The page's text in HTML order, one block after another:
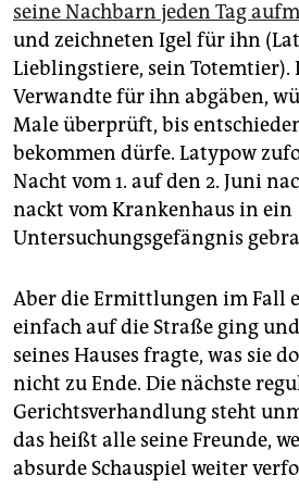
seine Nachbarn jeden Tag
und zeichneten Igel für ihn
Lieblingstiere, sein Totemtier).
Verwandte für ihn abgäben,
Male überprüft, bis
bekommen dürfe. Latypow
Nacht vom 1. auf den 2. Juni
nackt vom Krankenhaus in ein
Untersuchungsgefängnis
Aber die Ermittlungen im Fall
einfach auf die Straße ging
seines Hauses fragte, was sie
nicht zu Ende. Die nächste
Gerichtsverhandlung steht
das heißt alle seine Freunde,
absurde Schauspiel weiter